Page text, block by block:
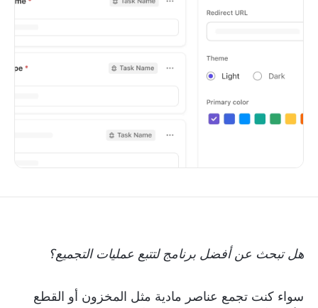
هل تبحث عن أفضل برنامج لتتبع عمليات التجميع؟
سواء كنت تجمع عناصر مادية مثل المخزون أو القطع